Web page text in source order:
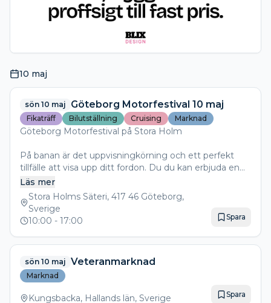
10 maj
sön 10 maj Göteborg Motorfestival 10 maj
Fikaträff Bilutställning Cruising Marknad
Göteborg Motorfestival på Stora Holm
På banan är det uppvisningkörning och ett perfekt
tillfälle att visa upp ditt fordon. Du du kan erbjuda en
säker testkörning så köparen ser att växellåda,bromsar
ja allt fungerar som det ska vilket annars kan vara svårt
med provkörning med hög säkerhet-
kommer även vara kortege körning med många olika
fordonstyper och slag.
utställningsyta för utställning av privata fordon samt
naturligtvis en företagsutställning.
Ett kul samarbete i Göteborg är med Volvoklubben
Läs mer
Stora Holms Säteri, 417 46 Göteborg,
Sverige
10:00 - 17:00 Spara
sön 10 maj Veteranmarknad
Marknad
Kungsbacka, Hallands län, Sverige Spara